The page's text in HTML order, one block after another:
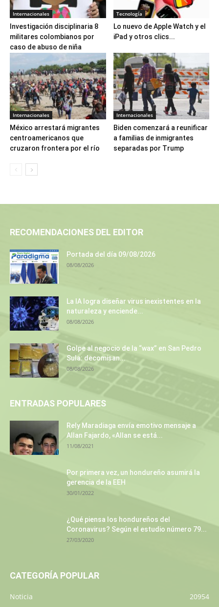
Internacionales
Investigación disciplinaria 8
militares colombianos por
caso de abuso de niña
Tecnología
Lo nuevo de Apple Watch y el
iPad y otros clics...
Internacionales
México arrestará migrantes
centroamericanos que
cruzaron frontera por el río
Internacionales
Biden comenzará a reunificar
a familias de inmigrantes
separadas por Trump
RECOMENDACIONES DEL EDITOR
Portada del día 09/08/2026
08/08/2026
La IA logra diseñar virus inexistentes en la
naturaleza y enciende...
08/08/2026
Golpe al negocio de la “wax” en San Pedro
Sula: decomisan...
08/08/2026
ENTRADAS POPULARES
Rely Maradiaga envía emotivo mensaje a
Allan Fajardo, «Allan se está...
11/08/2021
Por primera vez, un hondureño asumirá la
gerencia de la EEH
30/01/2022
¿Qué piensa los hondureños del
Coronavirus? Según el estudio número 79...
27/03/2020
CATEGORÍA POPULAR
Noticia
20954